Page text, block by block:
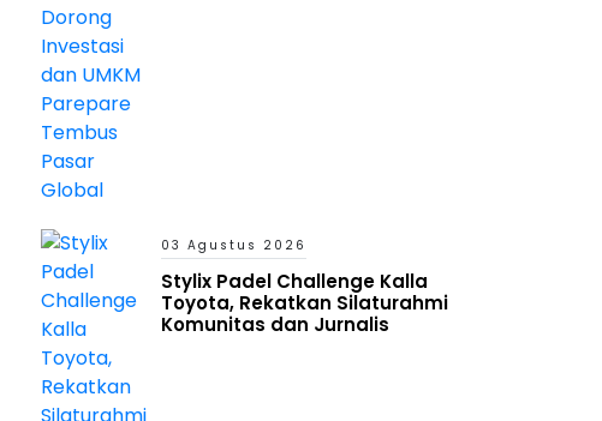
03 Agustus 2026
Stylix Padel Challenge Kalla
Toyota, Rekatkan Silaturahmi
Komunitas dan Jurnalis